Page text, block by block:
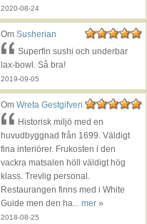
2020-08-24
Om Susherian
Superfin sushi och underbar
lax-bowl. Så bra!
2019-09-05
Om Wreta Gestgifveri
Historisk miljö med en
huvudbyggnad från 1699. Väldigt
fina interiörer. Frukosten i den
vackra matsalen höll väldigt hög
klass. Trevlig personal.
Restaurangen finns med i White
Guide men den ha... mer »
2018-08-25